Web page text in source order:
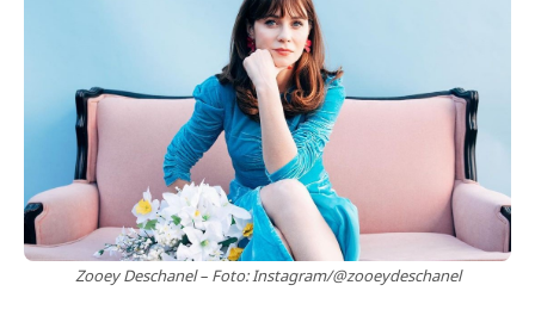
Zooey Deschanel – Foto: Instagram/@zooeydeschanel